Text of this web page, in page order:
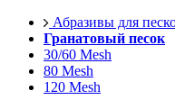
Абразивы для
Гранатовый песок
30/60 Mesh
80 Mesh
120 Mesh